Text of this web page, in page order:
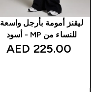
ليقنز أمومة بأرجل واسعة
للنساء من MP - أسود
225.00 AED‎